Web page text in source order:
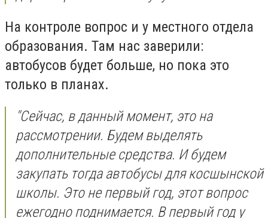
На контроле вопрос и у местного отдела
образования. Там нас заверили:
автобусов будет больше, но пока это
только в планах.
"Сейчас, в данный момент, это на
рассмотрении. Будем выделять
дополнительные средства. И будем
закупать тогда автобусы для косшынской
школы. Это не первый год, этот вопрос
ежегодно поднимается. В первый год у